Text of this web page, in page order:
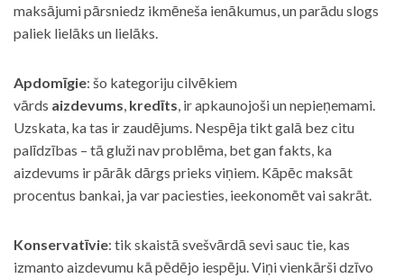
maksājumi pārsniedz ikmēneša ienākumus, un parādu slogs
paliek lielāks un lielāks.
Apdomīgie: šo kategoriju cilvēkiem
vārds aizdevums, kredīts, ir apkaunojoši un nepieņemami.
Uzskata, ka tas ir zaudējums. Nespēja tikt galā bez citu
palīdzības – tā gluži nav problēma, bet gan fakts, ka
aizdevums ir pārāk dārgs prieks viņiem. Kāpēc maksāt
procentus bankai, ja var paciesties, ieekonomēt vai sakrāt.
Konservatīvie: tik skaistā svešvārdā sevi sauc tie, kas
izmanto aizdevumu kā pēdējo iespēju. Viņi vienkārši dzīvo